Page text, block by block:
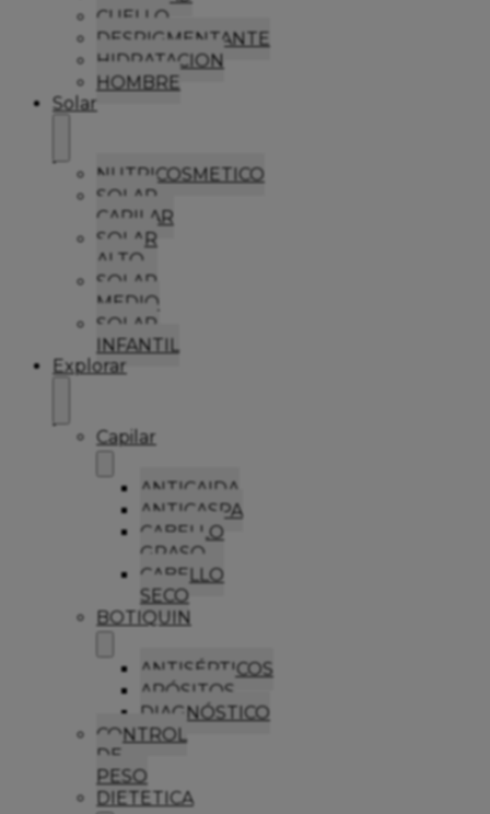
CUELLO
DESPIGMENTANTE
HIDRATACION
HOMBRE
Solar
NUTRICOSMETICO
SOLAR
CAPILAR
SOLAR
ALTO
SOLAR
MEDIO
SOLAR
INFANTIL
Explorar
Capilar
ANTICAIDA
ANTICASPA
CABELLO
GRASO
CABELLO
SECO
BOTIQUIN
ANTISÉPTICOS
APÓSITOS
DIAGNÓSTICO
CONTROL
DE
PESO
DIETETICA